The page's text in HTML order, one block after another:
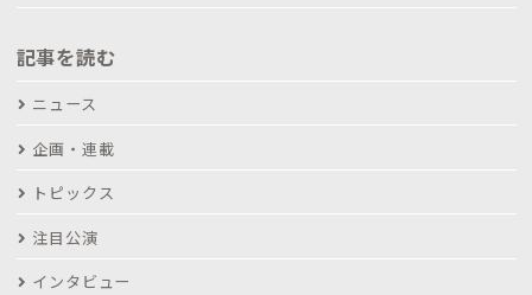
記事を読む
ニュース
企画・連載
トピックス
注目公演
インタビュー